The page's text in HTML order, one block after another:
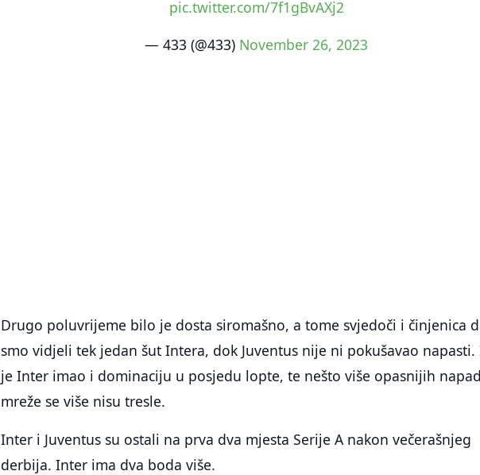
pic.twitter.com/7f1gBvAXj2
— 433 (@433) November 26, 2023
Drugo poluvrijeme bilo je dosta siromašno, a tome svjedoči i činjenica
smo vidjeli tek jedan šut Intera, dok Juventus nije ni pokušavao napasti.
je Inter imao i dominaciju u posjedu lopte, te nešto više opasnijih
mreže se više nisu tresle.
Inter i Juventus su ostali na prva dva mjesta Serije A nakon večerašnjeg
derbija. Inter ima dva boda više.